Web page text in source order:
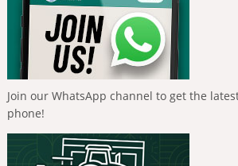
Join our WhatsApp channel to get the
phone!